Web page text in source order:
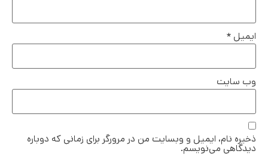
ایمیل *
وب‌ سایت
ذخیره نام، ایمیل و وبسایت من در مرورگر برای زمانی که دوباره
دیدگاهی می‌نویسم.